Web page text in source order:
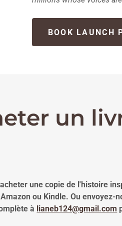
BOOK LAUNCH
un
une copie de l'histoire
ou Kindle. Ou envoyez-
à lianeb124@gmail.com